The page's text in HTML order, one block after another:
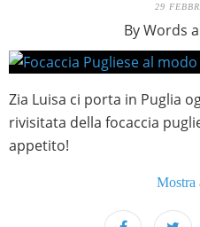
29
By Words
Zia Luisa ci porta in Puglia
rivisitata della focaccia
appetito!
Mostra